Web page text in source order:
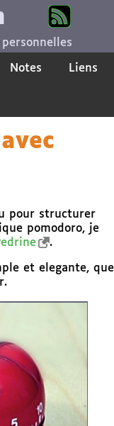
Notes Liens
pour structurer
pomodoro, je
.
et elegante, que